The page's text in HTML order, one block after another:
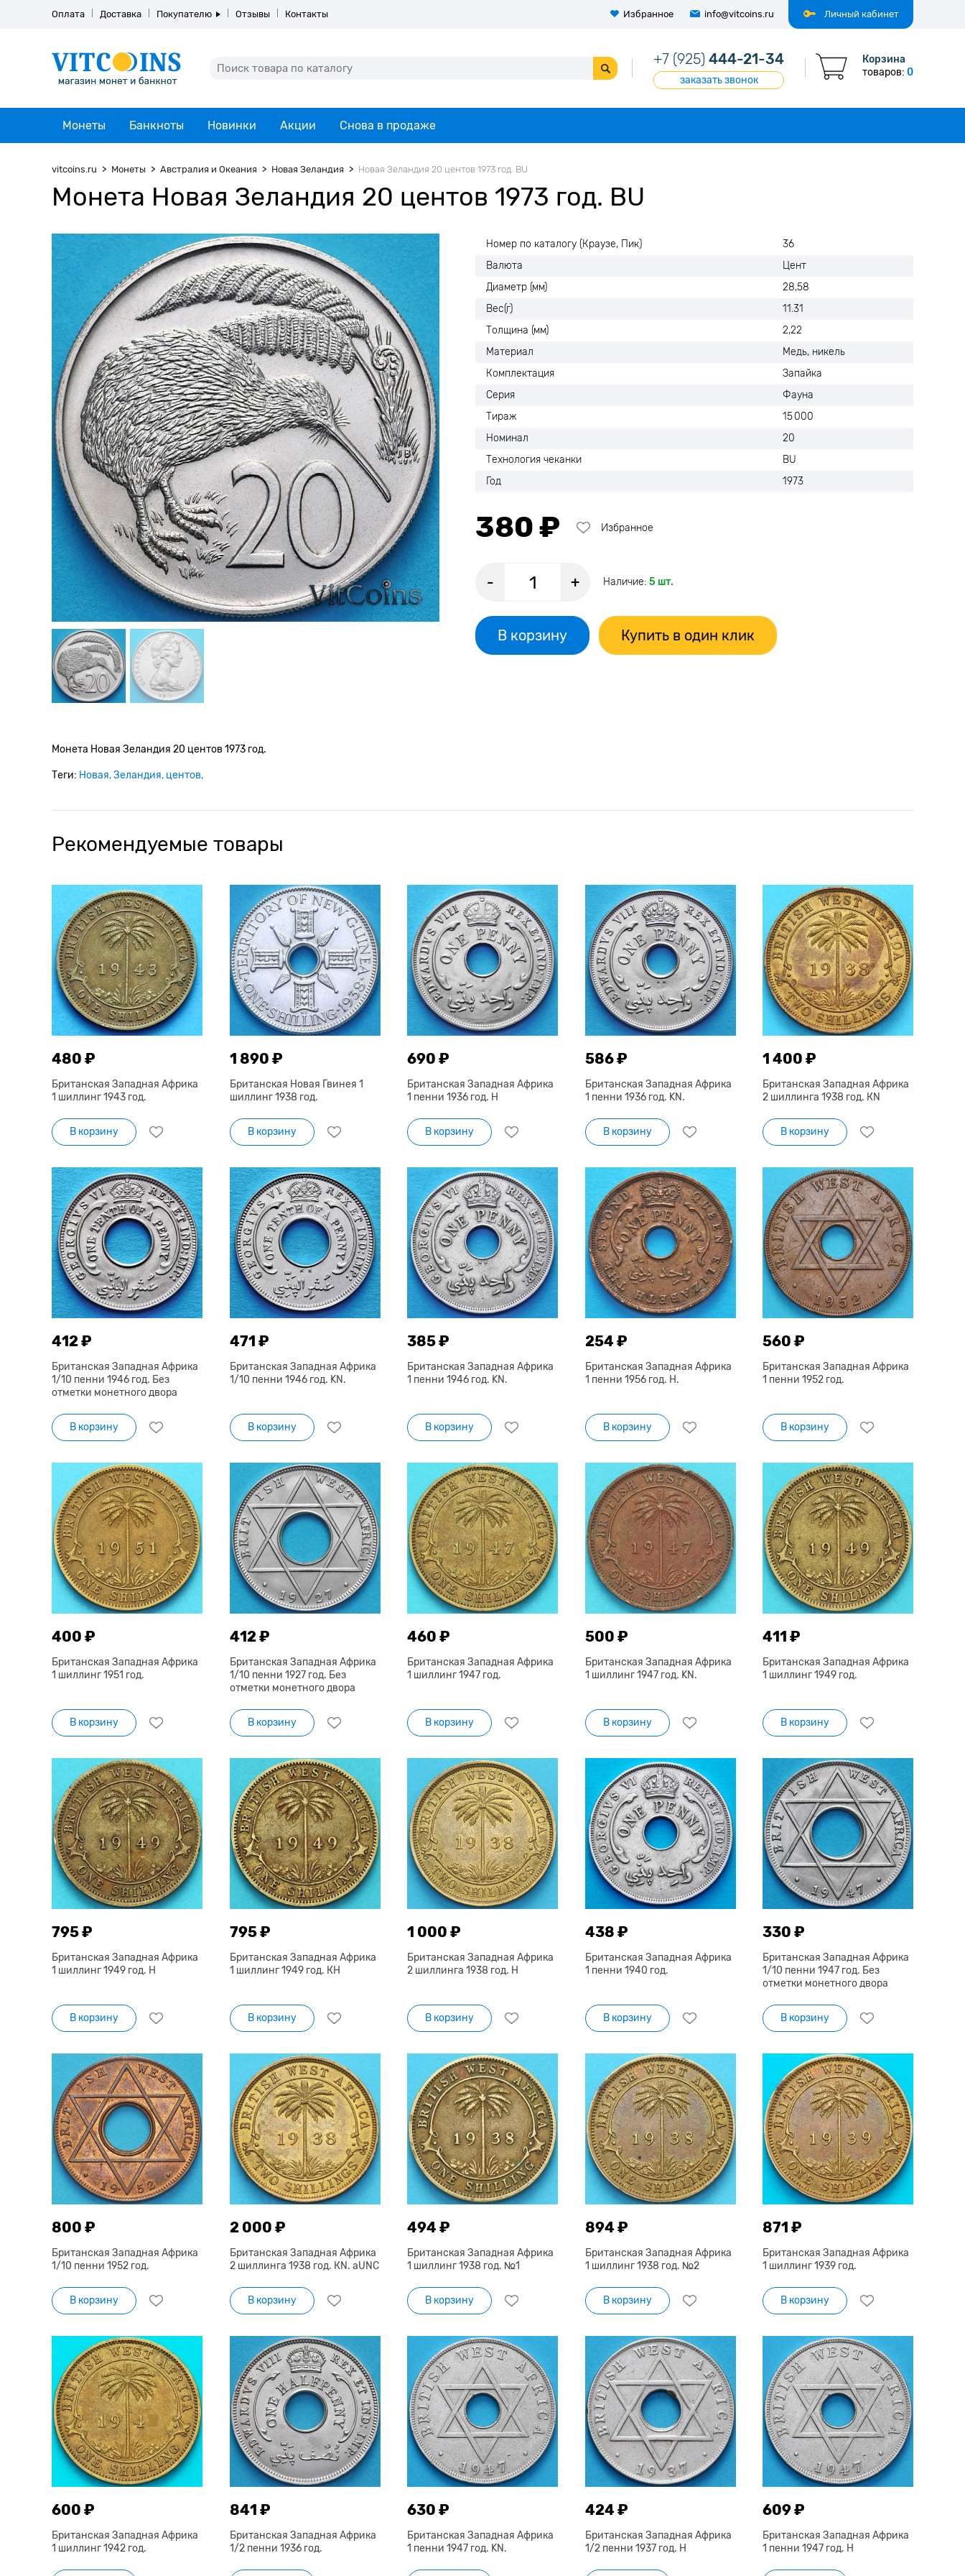
Личный кабинет
Оплата Доставка Покупателю Отзывы Контакты Избранное info@vitcoins.ru
+7 (925) 444-21-34
заказать звонок
Корзина
товаров: 0
Монеты Банкноты Новинки Акции Снова в продаже
vitcoins.ru Монеты Австралия и Океания Новая Зеландия Новая Зеландия 20 центов 1973 год. BU
Монета Новая Зеландия 20 центов 1973 год. BU
Номер по каталогу (Краузе, Пик)
36
Валюта
Цент
Диаметр (мм)
28,58
Вес(г)
11.31
Толщина (мм)
2,22
Материал
Медь, никель
Комплектация
Запайка
Серия
Фауна
Тираж
15 000
Номинал
20
Технология чеканки
BU
Год
1973
380 ₽ Избранное
- + Наличие: 5 шт.
В корзину Купить в один клик
Монета Новая Зеландия 20 центов 1973 год.
Теги: Новая Зеландия центов
Рекомендуемые товары
480 ₽
Британская Западная Африка
1 шиллинг 1943 год.
В корзину
1 890 ₽
Британская Новая Гвинея 1
шиллинг 1938 год.
В корзину
690 ₽
Британская Западная Африка
1 пенни 1936 год. Н
В корзину
586 ₽
Британская Западная Африка
1 пенни 1936 год. KN.
В корзину
1 400 ₽
Британская Западная Африка
2 шиллинга 1938 год. КN
В корзину
412 ₽
Британская Западная Африка
1/10 пенни 1946 год. Без
отметки монетного двора
В корзину
471 ₽
Британская Западная Африка
1/10 пенни 1946 год. KN.
В корзину
385 ₽
Британская Западная Африка
1 пенни 1946 год. KN.
В корзину
254 ₽
Британская Западная Африка
1 пенни 1956 год. Н.
В корзину
560 ₽
Британская Западная Африка
1 пенни 1952 год.
В корзину
400 ₽
Британская Западная Африка
1 шиллинг 1951 год.
В корзину
412 ₽
Британская Западная Африка
1/10 пенни 1927 год. Без
отметки монетного двора
В корзину
460 ₽
Британская Западная Африка
1 шиллинг 1947 год.
В корзину
500 ₽
Британская Западная Африка
1 шиллинг 1947 год. KN.
В корзину
411 ₽
Британская Западная Африка
1 шиллинг 1949 год.
В корзину
795 ₽
Британская Западная Африка
1 шиллинг 1949 год. Н
В корзину
795 ₽
Британская Западная Африка
1 шиллинг 1949 год. КН
В корзину
1 000 ₽
Британская Западная Африка
2 шиллинга 1938 год. Н
В корзину
438 ₽
Британская Западная Африка
1 пенни 1940 год.
В корзину
330 ₽
Британская Западная Африка
1/10 пенни 1947 год. Без
отметки монетного двора
В корзину
800 ₽
Британская Западная Африка
1/10 пенни 1952 год.
В корзину
2 000 ₽
Британская Западная Африка
2 шиллинга 1938 год. КN. aUNC
В корзину
494 ₽
Британская Западная Африка
1 шиллинг 1938 год. №1
В корзину
894 ₽
Британская Западная Африка
1 шиллинг 1938 год. №2
В корзину
871 ₽
Британская Западная Африка
1 шиллинг 1939 год.
В корзину
600 ₽
Британская Западная Африка
1 шиллинг 1942 год.
841 ₽
Британская Западная Африка
1/2 пенни 1936 год.
630 ₽
Британская Западная Африка
1 пенни 1947 год. KN.
424 ₽
Британская Западная Африка
1/2 пенни 1937 год. Н
609 ₽
Британская Западная Африка
1 пенни 1947 год. H